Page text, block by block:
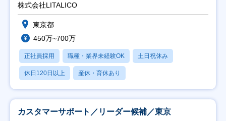
株式会社LITALICO
東京都
450万~700万
正社員採用 職種・業界未経験OK 土日祝休み
休日120日以上 産休・育休あり
カスタマーサポート／リーダー候補／東京